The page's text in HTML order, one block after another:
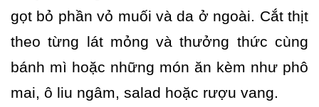
gọt bỏ phần vỏ muối và da ở ngoài. Cắt thịt
theo từng lát mỏng và thưởng thức cùng
bánh mì hoặc những món ăn kèm như phô
mai, ô liu ngâm, salad hoặc rượu vang.